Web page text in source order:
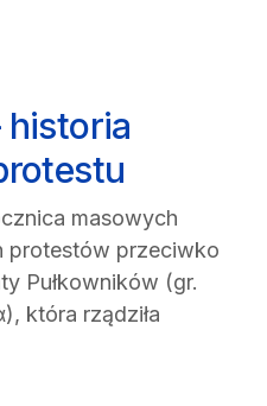
historia
masowych
protestów przeciwko
Pułkowników (gr.
która rządziła